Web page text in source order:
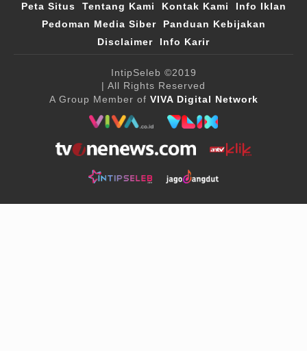
Peta Situs Tentang Kami Kontak Kami
Info Iklan
Pedoman Media Siber
Panduan Kebijakan
Disclaimer
Info Karir
IntipSeleb ©2019
| All Rights Reserved
A Group Member of VIVA Digital Network